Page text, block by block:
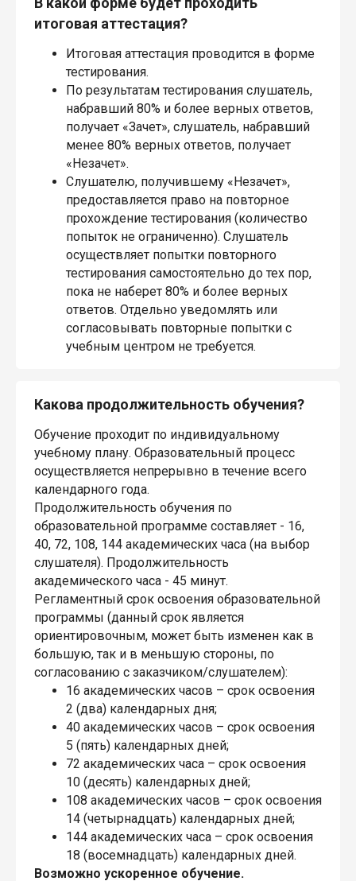
итоговая аттестация?
Итоговая аттестация проводится в форме
тестирования.
По результатам тестирования слушатель,
набравший 80% и более верных ответов,
получает «Зачет», слушатель, набравший
менее 80% верных ответов, получает
«Незачет».
Слушателю, получившему «Незачет»,
предоставляется право на повторное
прохождение тестирования (количество
попыток не ограниченно). Слушатель
осуществляет попытки повторного
тестирования самостоятельно до тех пор,
пока не наберет 80% и более верных
ответов. Отдельно уведомлять или
согласовывать повторные попытки с
учебным центром не требуется.
Какова продолжительность обучения?
Обучение проходит по индивидуальному
учебному плану. Образовательный процесс
осуществляется непрерывно в течение всего
календарного года.
Продолжительность обучения по
образовательной программе составляет - 16,
40, 72, 108, 144 академических часа (на выбор
слушателя). Продолжительность
академического часа - 45 минут.
Регламентный срок освоения образовательной
программы (данный срок является
ориентировочным, может быть изменен как в
большую, так и в меньшую стороны, по
согласованию с заказчиком/слушателем):
16 академических часов – срок освоения
2 (два) календарных дня;
40 академических часов – срок освоения
5 (пять) календарных дней;
72 академических часа – срок освоения
10 (десять) календарных дней;
108 академических часов – срок освоения
14 (четырнадцать) календарных дней;
144 академических часа – срок освоения
18 (восемнадцать) календарных дней.
Возможно ускоренное обучение.